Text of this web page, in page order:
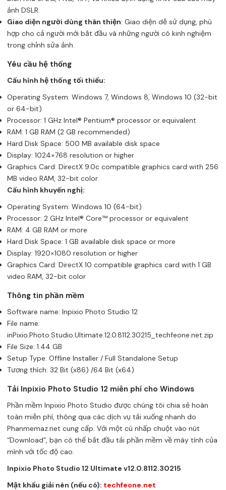
ảnh DSLR.
Giao diện người dùng thân thiện: Giao diện dễ sử dụng, phù
hợp cho cả người mới bắt đầu và những người có kinh nghiệm
trong chỉnh sửa ảnh.
Yêu cầu hệ thống
Cấu hình hệ thống tối thiểu:
Operating System: Windows 7, Windows 8, Windows 10 (32-bit
or 64-bit)
Processor: 1 GHz Intel® Pentium® processor or equivalent
RAM: 1 GB RAM (2 GB recommended)
Hard Disk Space: 500 MB available disk space
Display: 1024×768 resolution or higher
Graphics Card: DirectX 9.0c compatible graphics card with 256
MB video RAM, 32-bit color
Cấu hình khuyến nghị:
Operating System: Windows 10 (64-bit)
Processor: 2 GHz Intel® Core™ processor or equivalent
RAM: 4 GB RAM or more
Hard Disk Space: 1 GB available disk space or more
Display: 1920×1080 resolution or higher
Graphics Card: DirectX 10 compatible graphics card with 1 GB
video RAM, 32-bit color
Thông tin phần mềm
Software name: Inpixio Photo Studio 12
File name:
inPixio.Photo.Studio.Ultimate.12.0.8112.30215_techfeone.net.zip
File Size: 1.44 GB
Setup Type: Offline Installer / Full Standalone Setup
Tương thích: 32 Bit (x86) /64 Bit (x64)
Tải Inpixio Photo Studio 12 miễn phí cho Windows
Phần mềm Inpixio Photo Studio được chúng tôi chia sẻ hoàn
toàn miễn phí, thông qua các dịch vụ tải xuống nhanh do
Phanmemaz.net cung cấp. Với một cú nhấp chuột vào nút
“Download”, bạn có thể bắt đầu tải phần mềm về máy tính của
mình với tốc độ cao.
Inpixio Photo Studio 12 Ultimate v12.0.8112.30215
Mật khẩu giải nén (nếu có): techfeone.net